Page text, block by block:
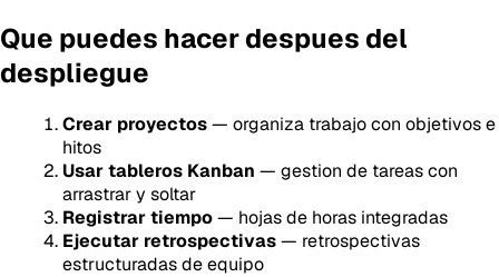
Que puedes hacer despues del
despliegue
Crear proyectos— organiza trabajo con objetivos e
hitos
Usar tableros Kanban — gestion de tareas con
arrastrar y soltar
Registrar tiempo— hojas de horas integradas
Ejecutar retrospectivas— retrospectivas
estructuradas de equipo